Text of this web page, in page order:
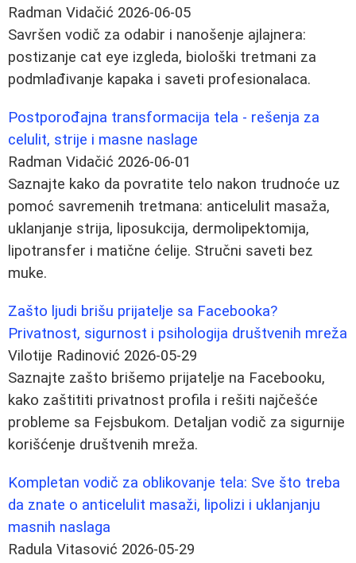
Radman Vidačić 2026-06-05
Savršen vodič za odabir i nanošenje ajlajnera:
postizanje cat eye izgleda, biološki tretmani za
podmlađivanje kapaka i saveti profesionalaca.
Postporođajna transformacija tela - rešenja za
celulit, strije i masne naslage
Radman Vidačić 2026-06-01
Saznajte kako da povratite telo nakon trudnoće uz
pomoć savremenih tretmana: anticelulit masaža,
uklanjanje strija, liposukcija, dermolipektomija,
lipotransfer i matične ćelije. Stručni saveti bez
muke.
Zašto ljudi brišu prijatelje sa Facebooka?
Privatnost, sigurnost i psihologija društvenih mreža
Vilotije Radinović 2026-05-29
Saznajte zašto brišemo prijatelje na Facebooku,
kako zaštititi privatnost profila i rešiti najčešće
probleme sa Fejsbukom. Detaljan vodič za sigurnije
korišćenje društvenih mreža.
Kompletan vodič za oblikovanje tela: Sve što treba
da znate o anticelulit masaži, lipolizi i uklanjanju
masnih naslaga
Radula Vitasović 2026-05-29